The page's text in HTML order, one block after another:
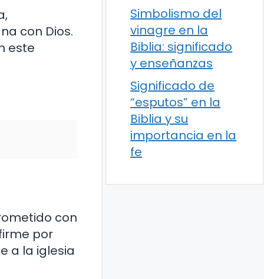
con Dios.
este
con
por
a la iglesia
Simbolismo del
vinagre en la
Biblia: significado
y enseñanzas
Significado de
“esputos” en la
Biblia y su
importancia en la
fe